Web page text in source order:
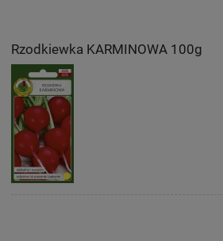
Rzodkiewka KARMINOWA 100g